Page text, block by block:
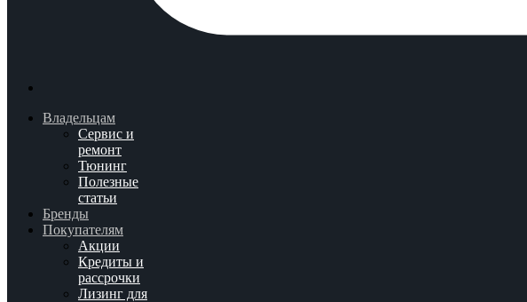
Владельцам
Сервис и
ремонт
Тюнинг
Полезные
статьи
Бренды
Покупателям
Акции
Кредиты и
рассрочки
Лизинг для